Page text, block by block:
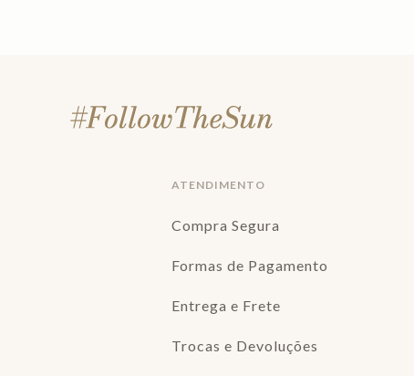
ATENDIMENTO
Compra Segura
Formas de Pagamento
Entrega e Frete
Trocas e Devoluções